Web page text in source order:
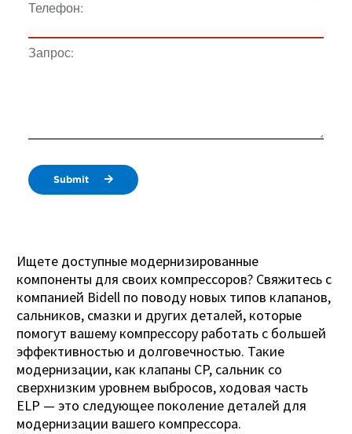
Телефон:
Запрос:
Submit
Ищете доступные модернизированные
компоненты для своих компрессоров? Свяжитесь с
компанией Bidell по поводу новых типов клапанов,
сальников, смазки и других деталей, которые
помогут вашему компрессору работать с большей
эффективностью и долговечностью. Такие
модернизации, как клапаны CP, сальник со
сверхнизким уровнем выбросов, ходовая часть
ELP — это следующее поколение деталей для
модернизации вашего компрессора.